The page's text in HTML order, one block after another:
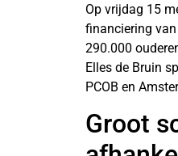
Op vrijdag 15
financiering
290.000
Elles de Bruin
PCOB en
Groot